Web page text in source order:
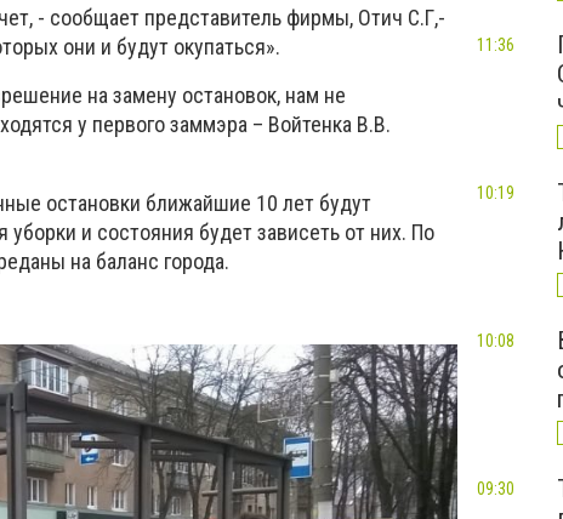
- сообщает представитель фирмы, Отич С.Г,-
они и будут окупаться».
на замену остановок, нам не
у первого заммэра – Войтенка В.В.
остановки ближайшие 10 лет будут
и состояния будет зависеть от них. По
на баланс города.
11:36
10:19
10:08
09:30